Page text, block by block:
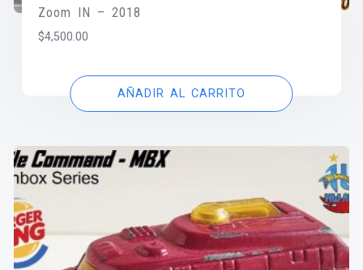
Zoom IN – 2018
$4,500.00
AÑADIR AL CARRITO